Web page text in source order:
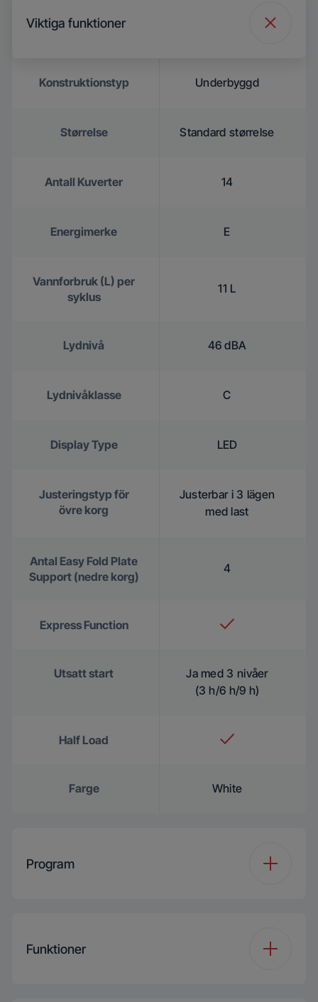
Viktiga funktioner
Konstruktionstyp Underbyggd
Størrelse Standard størrelse
Antall Kuverter 14
Energimerke E
Vannforbruk (L) per
syklus
11 L
Lydnivå 46 dBA
Lydnivåklasse C
Display Type LED
Justeringstyp för
övre korg
Justerbar i 3 lägen
med last
Antal Easy Fold Plate
Support (nedre korg)
4
Express Function
Utsatt start
Ja med 3 nivåer
(3 h/6 h/9 h)
Half Load
Farge White
Program
Funktioner